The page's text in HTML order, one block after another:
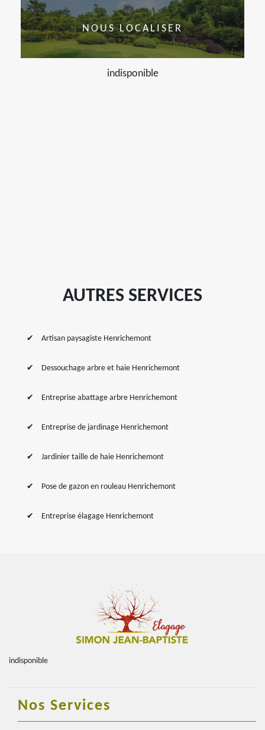
NOUS LOCALISER
indisponible
AUTRES SERVICES
Artisan paysagiste Henrichemont
Dessouchage arbre et haie Henrichemont
Entreprise abattage arbre Henrichemont
Entreprise de jardinage Henrichemont
Jardinier taille de haie Henrichemont
Pose de gazon en rouleau Henrichemont
Entreprise élagage Henrichemont
indisponible
Nos Services